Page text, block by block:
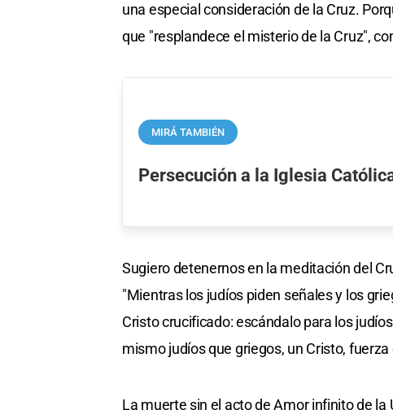
una especial consideración de la Cruz.
que "resplandece el misterio de la Cruz",
MIRÁ TAMBIÉN
Persecución a la Iglesia
Sugiero detenernos en la meditación del
"Mientras los judíos piden señales y los
Cristo crucificado: escándalo para los
mismo judíos que griegos, un Cristo,
La muerte sin el acto de Amor infinito de